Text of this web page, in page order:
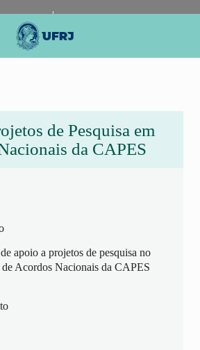
de Pesquisa em
da CAPES
apoio a projetos de pesquisa no
Acordos Nacionais da CAPES